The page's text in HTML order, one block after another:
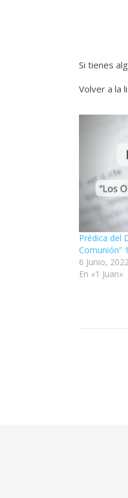
Si tienes
Volver a la
Prédica del
Comunión”
6 Junio,
En «1 Juan»